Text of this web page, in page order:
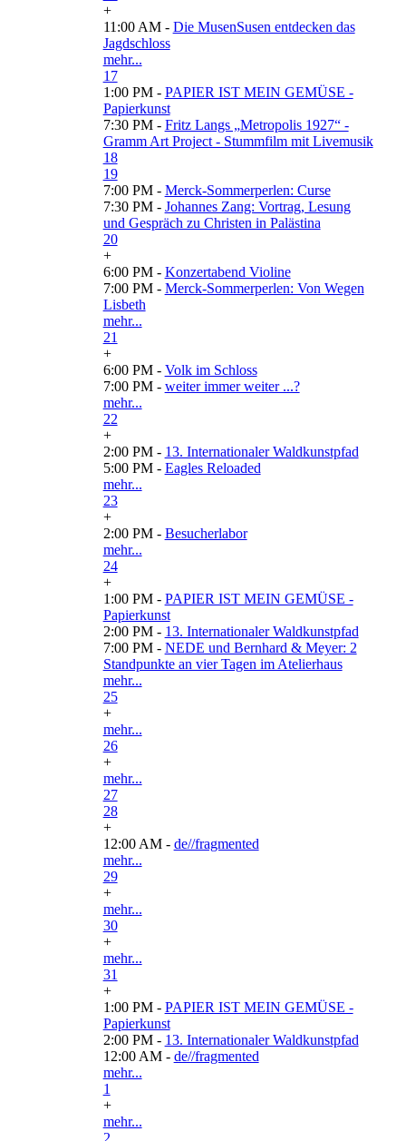
+
11:00 AM - Die MusenSusen entdecken das
Jagdschloss
mehr...
17
1:00 PM - PAPIER IST MEIN GEMÜSE -
Papierkunst
7:30 PM - Fritz Langs „Metropolis 1927“ -
Gramm Art Project - Stummfilm mit Livemusik
18
19
7:00 PM - Merck-Sommerperlen: Curse
7:30 PM - Johannes Zang: Vortrag, Lesung
und Gespräch zu Christen in Palästina
20
+
6:00 PM - Konzertabend Violine
7:00 PM - Merck-Sommerperlen: Von Wegen
Lisbeth
mehr...
21
+
6:00 PM - Volk im Schloss
7:00 PM - weiter immer weiter ...?
mehr...
22
+
2:00 PM - 13. Internationaler Waldkunstpfad
5:00 PM - Eagles Reloaded
mehr...
23
+
2:00 PM - Besucherlabor
mehr...
24
+
1:00 PM - PAPIER IST MEIN GEMÜSE -
Papierkunst
2:00 PM - 13. Internationaler Waldkunstpfad
7:00 PM - NEDE und Bernhard & Meyer: 2
Standpunkte an vier Tagen im Atelierhaus
mehr...
25
+
mehr...
26
+
mehr...
27
28
+
12:00 AM - de//fragmented
mehr...
29
+
mehr...
30
+
mehr...
31
+
1:00 PM - PAPIER IST MEIN GEMÜSE -
Papierkunst
2:00 PM - 13. Internationaler Waldkunstpfad
12:00 AM - de//fragmented
mehr...
1
+
mehr...